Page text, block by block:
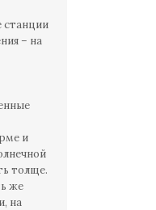
станции
– на
и
толще.
же
на